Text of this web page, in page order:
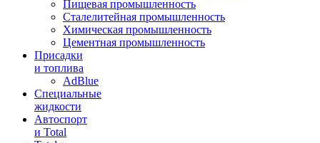
Пищевая промышленность
Сталелитейная промышленность
Химическая промышленность
Цементная промышленность
Присадки
и топлива
AdBlue
Специальные
жидкости
Автоспорт
и Total